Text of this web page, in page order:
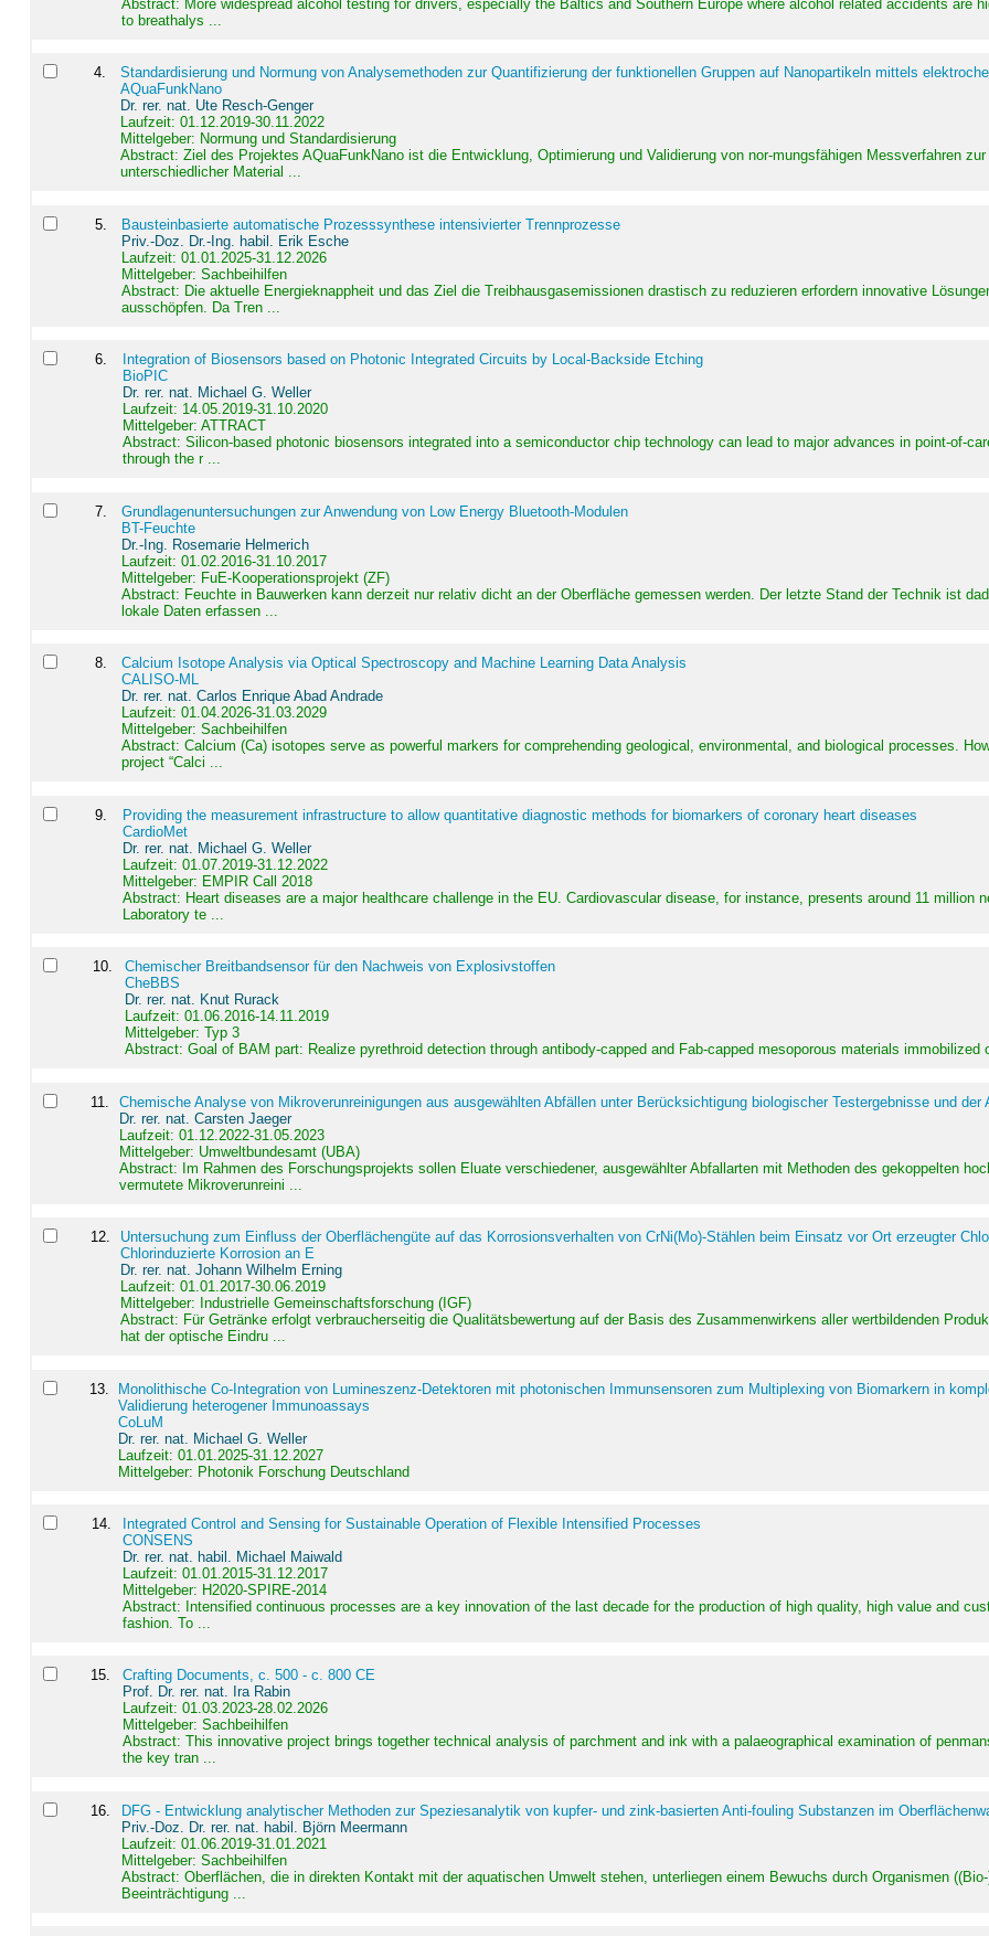
Abstract: More widespread alcohol testing for drivers, especially the Baltics and Southern Europe where alcohol related accidents are
to breathalys ...
4.
Standardisierung und Normung von Analysemethoden zur Quantifizierung der funktionellen Gruppen auf Nanopartikeln mittels
AQuaFunkNano
Dr. rer. nat. Ute Resch-Genger
Laufzeit: 01.12.2019-30.11.2022
Mittelgeber: Normung und Standardisierung
Abstract:Ziel des Projektes AQuaFunkNano ist die Entwicklung, Optimierung und Validierung von nor-mungsfähigen Messverfahren
unterschiedlicher Material ...
5.
Bausteinbasierte automatische Prozesssynthese intensivierter Trennprozesse
Priv.-Doz. Dr.-Ing. habil. Erik Esche
Laufzeit: 01.01.2025-31.12.2026
Mittelgeber: Sachbeihilfen
Abstract: Die aktuelle Energieknappheit und das Ziel die Treibhausgasemissionen drastisch zu reduzieren erfordern innovative
ausschöpfen. Da Tren ...
6.
Integration of Biosensors based on Photonic Integrated Circuits by Local-Backside Etching
BioPIC
Dr. rer. nat. Michael G. Weller
Laufzeit: 14.05.2019-31.10.2020
Mittelgeber: ATTRACT
Abstract: Silicon-based photonic biosensors integrated into a semiconductor chip technology can lead to major advances in point-of-
through the r ...
7.
Grundlagenuntersuchungen zur Anwendung von Low Energy Bluetooth-Modulen
BT-Feuchte
Dr.-Ing. Rosemarie Helmerich
Laufzeit: 01.02.2016-31.10.2017
Mittelgeber: FuE-Kooperationsprojekt (ZF)
Abstract: Feuchte in Bauwerken kann derzeit nur relativ dicht an der Oberfläche gemessen werden. Der letzte Stand der Technik ist
lokale Daten erfassen ...
8.
Calcium Isotope Analysis via Optical Spectroscopy and Machine Learning Data Analysis
CALISO-ML
Dr. rer. nat. Carlos Enrique Abad Andrade
Laufzeit: 01.04.2026-31.03.2029
Mittelgeber: Sachbeihilfen
Abstract:Calcium (Ca) isotopes serve as powerful markers for comprehending geological, environmental, and biological processes.
project “Calci ...
9
Providing the measurement infrastructure to allow quantitative diagnostic methods for biomarkers of coronary heart diseases
CardioMet
Dr. rer. nat. Michael G. Weller
Laufzeit: 01.07.2019-31.12.2022
Mittelgeber: EMPIR Call 2018
Abstract: Heart diseases are a major healthcare challenge in the EU. Cardiovascular disease, for instance, presents around 11
Laboratory te ...
10.
Chemischer Breitbandsensor für den Nachweis von Explosivstoffen
CheBBS
Dr. rer. nat. Knut Rurack
Laufzeit: 01.06.2016-14.11.2019
Mittelgeber: Typ 3
Abstract:Goal of BAM part: Realize pyrethroid detection through antibody-capped and Fab-capped mesoporous materials immobilized
11
Chemische Analyse von Mikroverunreinigungen aus ausgewählten Abfällen unter Berücksichtigung biologischer Testergebnisse und der
Dr. rer. nat. Carsten Jaeger
Laufzeit: 01.12.2022-31.05.2023
Mittelgeber: Umweltbundesamt (UBA)
Abstract: Im Rahmen des Forschungsprojekts sollen Eluate verschiedener, ausgewählter Abfallarten mit Methoden des gekoppelten
vermutete Mikroverunreini ...
12.
Untersuchung zum Einfluss der Oberflächengüte auf das Korrosionsverhalten von CrNi(Mo)-Stählen beim Einsatz vor Ort erzeugter
Chlorinduzierte Korrosion an E
Dr. rer. nat. Johann Wilhelm Erning
Laufzeit: 01.01.2017-30.06.2019
Mittelgeber: Industrielle Gemeinschaftsforschung (IGF)
Abstract: Für Getränke erfolgt verbraucherseitig die Qualitätsbewertung auf der Basis des Zusammenwirkens aller wertbildenden
hat der optische Eindru ...
13.
Monolithische Co-Integration von Lumineszenz-Detektoren mit photonischen Immunsensoren zum Multiplexing von Biomarkern in
Validierung heterogener Immunoassays
CoLuM
Dr. rer. nat. Michael G. Weller
Laufzeit: 01.01.2025-31.12.2027
Mittelgeber: Photonik Forschung Deutschland
14.
Integrated Control and Sensing for Sustainable Operation of Flexible Intensified Processes
CONSENS
Dr. rer. nat. habil. Michael Maiwald
Laufzeit: 01.01.2015-31.12.2017
Mittelgeber: H2020-SPIRE-2014
Abstract: Intensified continuous processes are a key innovation of the last decade for the production of high quality, high value and
fashion. To ...
15.
Crafting Documents, c. 500 - c. 800 CE
Prof. Dr. rer. nat. Ira Rabin
Laufzeit: 01.03.2023-28.02.2026
Mittelgeber: Sachbeihilfen
Abstract: This innovative project brings together technical analysis of parchment and ink with a palaeographical examination of
the key tran ...
16
DFG - Entwicklung analytischer Methoden zur Speziesanalytik von kupfer- und zink-basierten Anti-fouling Substanzen im
Priv.-Doz. Dr. rer. nat. habil. Björn Meermann
Laufzeit: 01.06.2019-31.01.2021
Mittelgeber: Sachbeihilfen
Abstract:Oberflächen, die in direkten Kontakt mit der aquatischen Umwelt stehen, unterliegen einem Bewuchs durch Organismen
Beeinträchtigung ...